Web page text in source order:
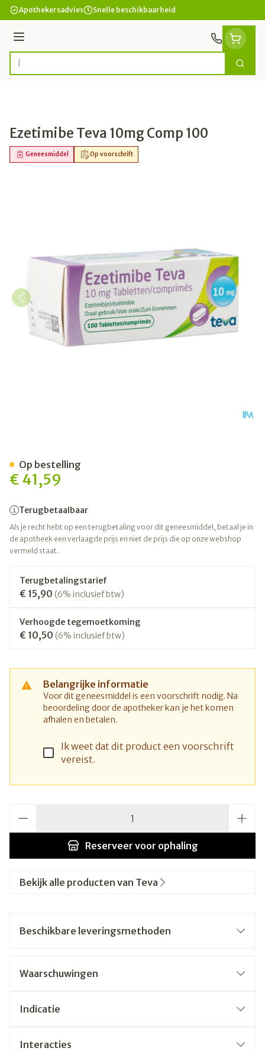
Ga naar de inhoud
Apothekersadvies Snelle beschikbaarheid
Menu
Product, merk, categorie... Zoek
Ezetimibe Teva 10mg Comp 100
Op voorschrift
Geneesmiddel
€ 41,59
Terugbetaalbaar
Als je recht hebt op een terugbetaling voor dit geneesmiddel, betaal je in
de apotheek een verlaagde prijs en niet de prijs die op onze webshop
vermeld staat.
Terugbetalingstarief
€ 15,90 (6% inclusief btw)
Verhoogde tegemoetkoming
€ 10,50 (6% inclusief btw)
Belangrijke informatie
Voor dit geneesmiddel is een voorschrift nodig. Na
beoordeling door de apotheker kan je het komen
afhalen en betalen.
Ik weet dat dit product een voorschrift
vereist.
Reserveer voor ophaling
Op bestelling
Bekijk alle producten van Teva
Beschikbare leveringsmethoden
Waarschuwingen
Indicatie
Interacties